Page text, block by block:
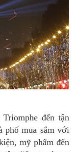
phố mua sắm với
mỹ phẩm đến